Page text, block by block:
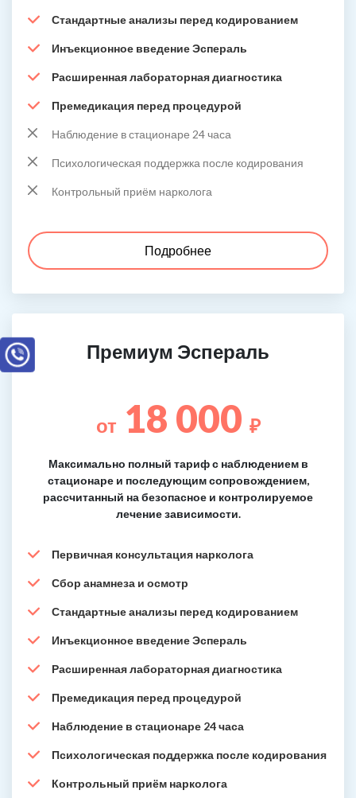
Стандартные анализы перед кодированием
Инъекционное введение Эспераль
Расширенная лабораторная диагностика
Премедикация перед процедурой
Наблюдение в стационаре 24 часа
Психологическая поддержка после кодирования
Контрольный приём нарколога
Подробнее
Премиум Эспераль
от 18 000 ₽
Максимально полный тариф с наблюдением в
стационаре и последующим сопровождением,
рассчитанный на безопасное и контролируемое
лечение зависимости.
Первичная консультация нарколога
Сбор анамнеза и осмотр
Стандартные анализы перед кодированием
Инъекционное введение Эспераль
Расширенная лабораторная диагностика
Премедикация перед процедурой
Наблюдение в стационаре 24 часа
Психологическая поддержка после кодирования
Контрольный приём нарколога